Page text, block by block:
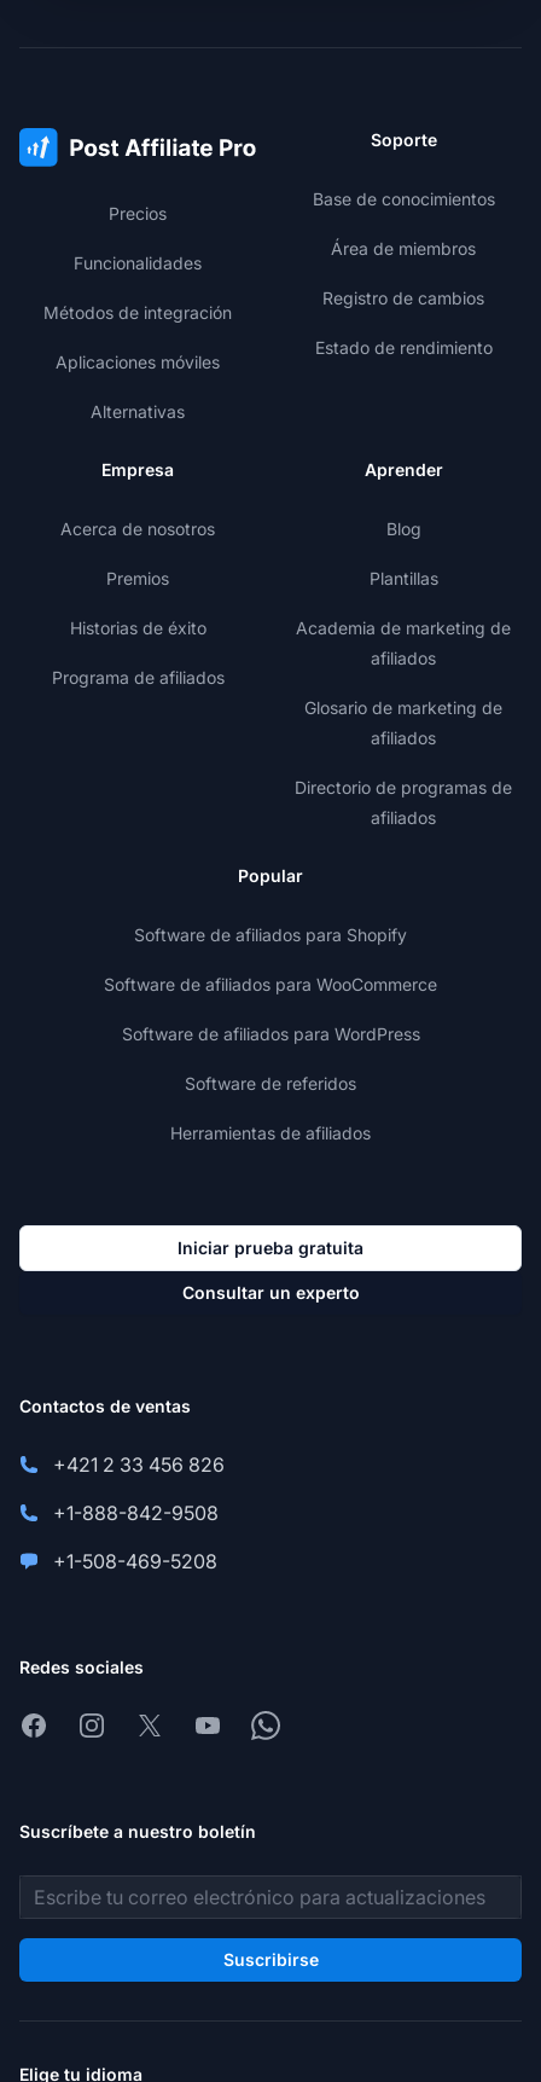
Precios
Funcionalidades
Métodos de integración
Aplicaciones móviles
Alternativas
Soporte
Base de conocimientos
Área de miembros
Registro de cambios
Estado de rendimiento
Empresa
Acerca de nosotros
Premios
Historias de éxito
Programa de afiliados
Aprender
Blog
Plantillas
Academia de marketing de
afiliados
Glosario de marketing de
afiliados
Directorio de programas de
afiliados
Popular
Software de afiliados para Shopify
Software de afiliados para WooCommerce
Software de afiliados para WordPress
Software de referidos
Herramientas de afiliados
Iniciar prueba gratuita
Consultar un experto
Contactos de ventas
+421 2 33 456 826
+1-888-842-9508
+1-508-469-5208
Redes sociales
FacebookInstagram
X YoutubeWhatsapp
Suscríbete a nuestro boletín
Dirección de correo electrónico
Suscribirse
Elige tu idioma